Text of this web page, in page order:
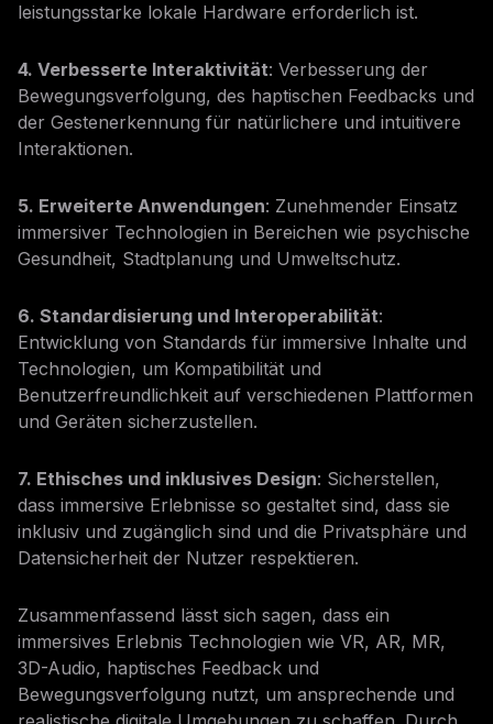
leistungsstarke lokale Hardware erforderlich ist.
4. Verbesserte Interaktivität: Verbesserung der
Bewegungsverfolgung, des haptischen Feedbacks und
der Gestenerkennung für natürlichere und intuitivere
Interaktionen.
5. Erweiterte Anwendungen: Zunehmender Einsatz
immersiver Technologien in Bereichen wie psychische
Gesundheit, Stadtplanung und Umweltschutz.
6. Standardisierung und Interoperabilität:
Entwicklung von Standards für immersive Inhalte und
Technologien, um Kompatibilität und
Benutzerfreundlichkeit auf verschiedenen Plattformen
und Geräten sicherzustellen.
7. Ethisches und inklusives Design: Sicherstellen,
dass immersive Erlebnisse so gestaltet sind, dass sie
inklusiv und zugänglich sind und die Privatsphäre und
Datensicherheit der Nutzer respektieren.
Zusammenfassend lässt sich sagen, dass ein
immersives Erlebnis Technologien wie VR, AR, MR,
3D-Audio, haptisches Feedback und
Bewegungsverfolgung nutzt, um ansprechende und